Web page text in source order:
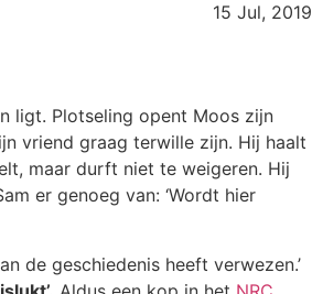
15 Jul, 2019
ligt. Plotseling opent Moos zijn
vriend graag terwille zijn. Hij haalt
maar durft niet te weigeren. Hij
er genoeg van: ‘Wordt hier
de geschiedenis heeft verwezen.’